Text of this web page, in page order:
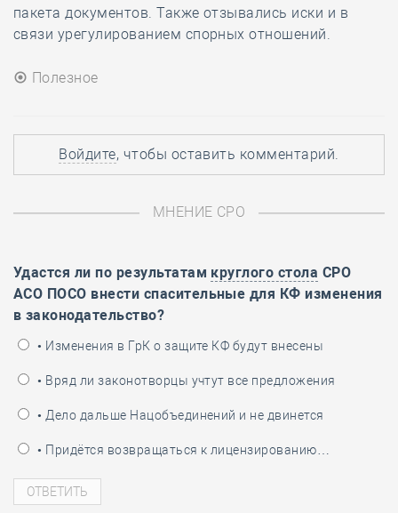
пакета документов. Также отзывались иски и в
связи урегулированием спорных отношений.
Полезное
Войдите, чтобы оставить комментарий.
МНЕНИЕ СРО
Удастся ли по результатам круглого стола СРО
АСО ПОСО внести спасительные для КФ изменения
в законодательство?
• Изменения в ГрК о защите КФ будут внесены
• Вряд ли законотворцы учтут все предложения
• Дело дальше Нацобъединений и не двинется
• Придётся возвращаться к лицензированию…